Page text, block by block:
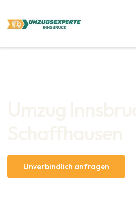
Unverbindlich anfragen